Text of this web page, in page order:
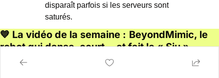
disparaît parfois si les serveurs sont
saturés.
💙 La vidéo de la semaine : BeyondMimic, le
robot qui danse, court… et fait le « Siu »